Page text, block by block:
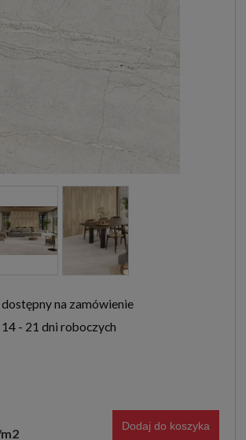
dostępny na zamówienie
14 - 21 dni roboczych
m2 Dodaj do koszyka